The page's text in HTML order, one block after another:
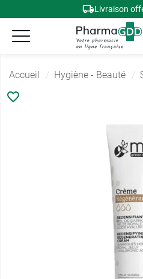
Livraison
Accueil Hygiène - Beauté